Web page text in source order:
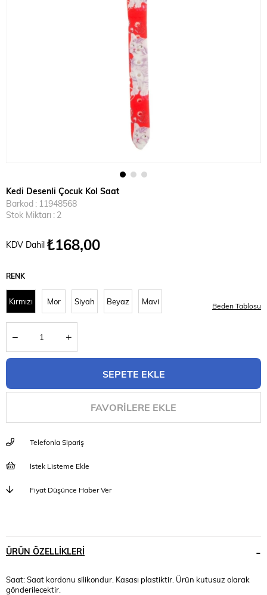
Kedi Desenli Çocuk Kol Saat
Barkod : 11948568
Stok Miktarı : 2
KDV Dahil ₺168,00
RENK
Kırmızı Mor Siyah Beyaz Mavi Beden Tablosu
FAVORILERE EKLE
Telefonla Sipariş
İstek Listeme Ekle
Fiyat Düşünce Haber Ver
ÜRÜN ÖZELLIKLERI
Saat: Saat kordonu silikondur. Kasası plastiktir. Ürün kutusuz olarak
gönderilecektir.